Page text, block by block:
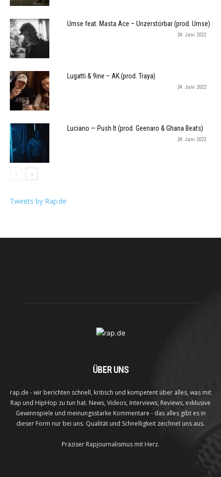
Umse feat. Masta Ace – Unzerstörbar (prod. Umse)
24. Juni 2022
Lugatti & 9ine – AK (prod. Traya)
24. Juni 2022
Luciano — Push It (prod. Geenaro & Ghana Beats)
24. Juni 2022
Tweets by Rap.de
ÜBER UNS
rap.de - wir berichten schnell, kritisch und kompetent über alles, was mit
Rap und HipHop zu tun hat. News, Videos, Interviews, Reviews, exklusive
Gewinnspiele und meinungsstarke Kommentare - das alles gibt es in
dieser Form nur bei uns. Qualität und Schnelligkeit zeichnet uns aus.
Präziser Rapjournalismus mit Herz.